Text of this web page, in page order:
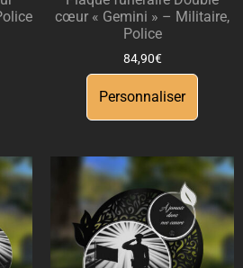
cœur « Gemini » – Militaire,
Police
84,90€
Personnaliser